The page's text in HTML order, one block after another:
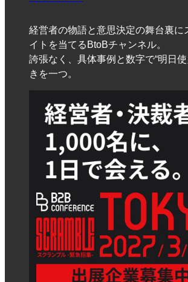
経営者の物語と意思決定の舞台裏に
イトを当てるBtoBチャンネル。
誇張なく、具体事例と数字で“明日
きを一つ。